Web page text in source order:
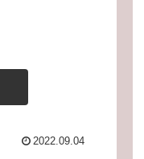
2022.09.04